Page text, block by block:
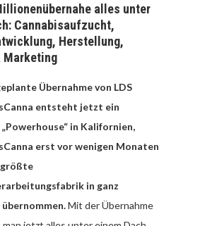
alles unter
Cannabisaufzucht,
Herstellung,
Marketing
Übernahme von LDS
entsteht jetzt ein
in Kalifornien,
erst vor wenigen Monaten
größte
in ganz
Mit der Übernahme